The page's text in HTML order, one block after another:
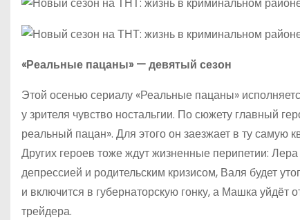
«Реальные пацаны» — девятый сезон
Этой осенью сериалу «Реальные пацаны»
у зрителя чувство ностальгии. По сюжету главный
реальный пацан». Для этого он заезжает в ту самую
Других героев тоже ждут жизненные перипетии:
депрессией и родительским кризисом, Валя будет
и включится в губернаторскую гонку, а Машка уйдёт
трейдера.